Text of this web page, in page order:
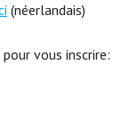
(néerlandais)
vous inscrire: